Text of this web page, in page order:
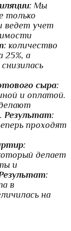
Мы
только
ведет учет
количество
25%, а
сыра:
и оплатой.
Результат:
проходят
делает
и
в
на